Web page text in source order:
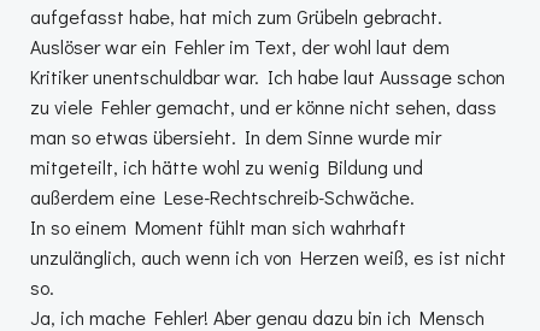
aufgefasst habe, hat mich zum Grübeln gebracht.
Auslöser war ein Fehler im Text, der wohl laut dem
Kritiker unentschuldbar war. Ich habe laut Aussage schon
zu viele Fehler gemacht, und er könne nicht sehen, dass
man so etwas übersieht. In dem Sinne wurde mir
mitgeteilt, ich hätte wohl zu wenig Bildung und
außerdem eine Lese-Rechtschreib-Schwäche.
In so einem Moment fühlt man sich wahrhaft
unzulänglich, auch wenn ich von Herzen weiß, es ist nicht
so.
Ja, ich mache Fehler! Aber genau dazu bin ich Mensch